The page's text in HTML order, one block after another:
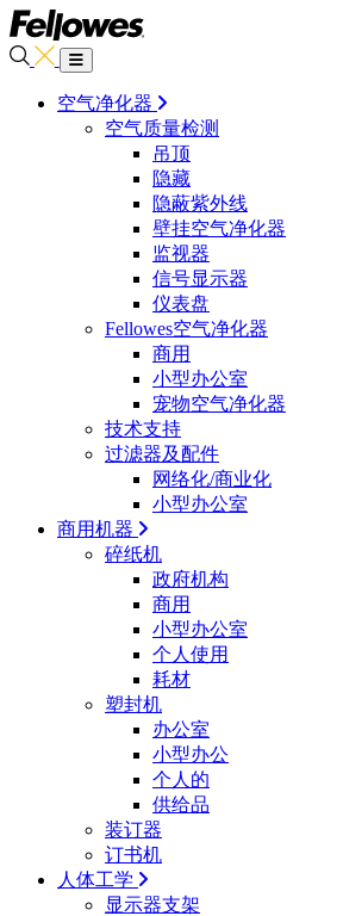
空气净化器
空气质量检测
吊顶
隐藏
隐蔽紫外线
壁挂空气净化器
监视器
信号显示器
仪表盘
Fellowes空气净化器
商用
小型办公室
宠物空气净化器
技术支持
过滤器及配件
网络化/商业化
小型办公室
商用机器
碎纸机
政府机构
商用
小型办公室
个人使用
耗材
塑封机
办公室
小型办公
个人的
供给品
装订器
订书机
人体工学
显示器支架